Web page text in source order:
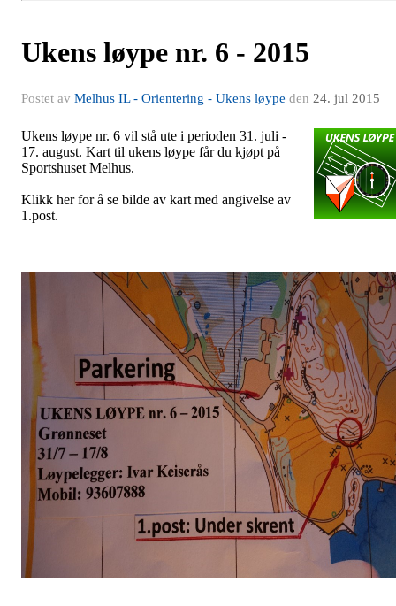
Ukens løype nr. 6 - 2015
Postet av Melhus IL - Orientering - Ukens løype den 24. jul 2015
Ukens løype nr. 6 vil stå ute i perioden 31. juli -
17. august. Kart til ukens løype får du kjøpt på
Sportshuset Melhus.
Klikk her for å se bilde av kart med angivelse av
1.post.